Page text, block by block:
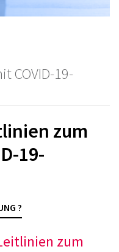
COVID-19-
zum
19-
?
zum